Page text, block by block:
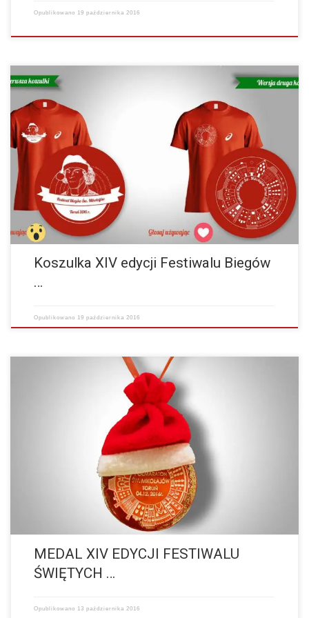
Opublikowano 19 października 2016
Która koszulka się Wam bardziej podoba ? Zachęcamy do głosowania
na naszym profilu na Facebook’u -> tutaj…
więcej
Koszulka XIV edycji Festiwalu Biegów
…
Opublikowano 19 października 2016
Prezentujemy Wam nasz oryginalny i niepowtarzalny medal, który
możecie zdobyć podczas biegu w naszym Półmaratonie Świętych
Mikołajów oraz biegu na 10km. Dlaczego nasz medal jest…
MEDAL XIV EDYCJI FESTIWALU
ŚWIĘTYCH …
Opublikowano 13 października 2016